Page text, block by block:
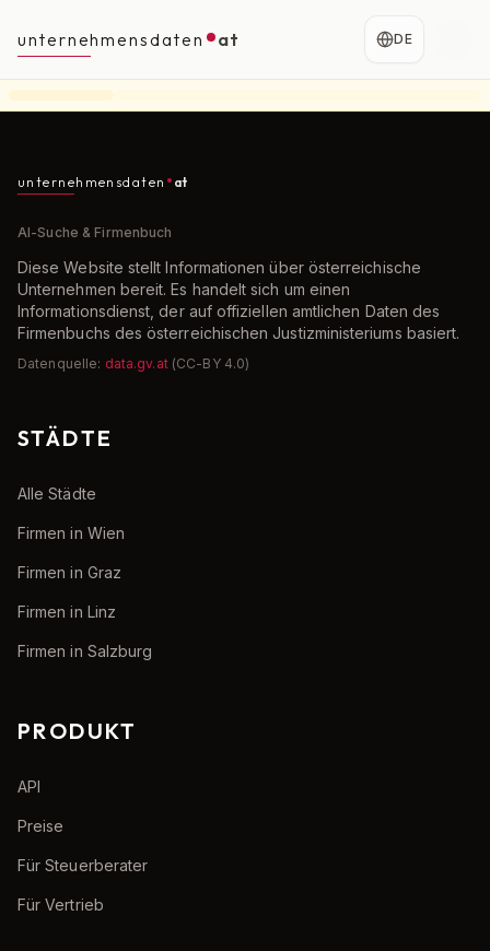
unternehmensdaten at DE
unternehmensdaten at
AI-Suche & Firmenbuch
Diese Website stellt Informationen über österreichische
Unternehmen bereit. Es handelt sich um einen
Informationsdienst, der auf offiziellen amtlichen Daten des
Firmenbuchs des österreichischen Justizministeriums basiert.
Datenquelle: data.gv.at (CC-BY 4.0)
STÄDTE
Alle Städte
Firmen in Wien
Firmen in Graz
Firmen in Linz
Firmen in Salzburg
PRODUKT
API
Preise
Für Steuerberater
Für Vertrieb